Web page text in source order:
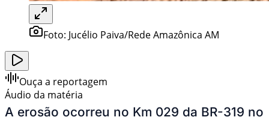
Foto: Jucélio Paiva/Rede Amazônica AM
Ouça a reportagem
Áudio da matéria
A erosão ocorreu no Km 029 da BR-319 no